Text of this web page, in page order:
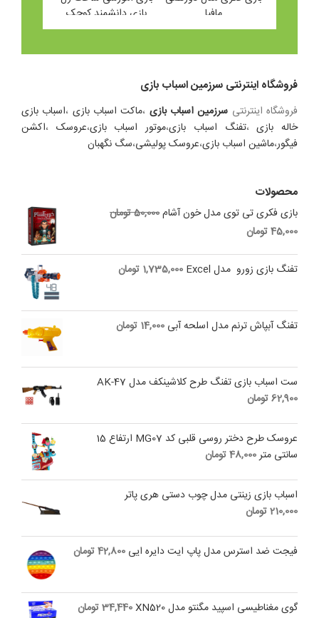
بازی دانشمند کوچک
مدل کارگاه شیمی
95,800
95,800 تومان.
مافیا
39,000تومان
Original
was:
تومان
97,500 تومان.
فروشگاه اینترنتی سرزمین اسباب بازی
فروشگاه اینترنتی سرزمین اسباب بازی ،ماکت اسباب بازی ،اسباب بازی
خاله بازی،تفنگ اسباب بازی،موتور اسباب بازی،عروسک ،اکشن
فیگور،ماشین اسباب بازی،عروسک پولیشی،سگ نگهبان
محصولات
بازی فکری تی توی مدل خون آشام50,000تومانOriginal
45,000تومان
45,000 تومان.
تفنگ بازی زورو مدل Excel 1,735,000 تومان
تفنگ آبپاش ترنم مدل اسلحه آبی 14,000 تومان
ست اسباب بازی تفنگ طرح کلاشینکف مدل AK-47
62,900تومان
عروسک طرح دختر روسی قلبی کد MG07 ارتفاع 15
سانتی متر48,000تومان
اسباب بازی زینتی مدل چوب دستی هری پاتر
210,000تومان
فیجت ضد استرس مدل پاپ ایت دایره ایی 42,800تومان
گوی مغناطیسی اسپید مگنتو مدل XN520 34,440تومان